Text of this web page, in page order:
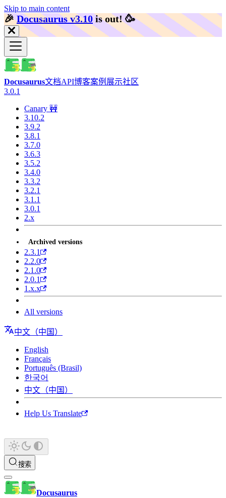
Skip to main content
🎉️Docusaurus v3.10 is out! 🥳️
Docusaurus文档API博客案例展示社区
3.0.1
Canary 🚧
3.10.2
3.9.2
3.8.1
3.7.0
3.6.3
3.5.2
3.4.0
3.3.2
3.2.1
3.1.1
3.0.1
2.x
Archived versions
2.3.1
2.2.0
2.1.0
2.0.1
1.x.x
All versions
中文（中国）
English
Français
Português (Brasil)
한국어
中文（中国）
Help Us Translate
搜索
Docusaurus